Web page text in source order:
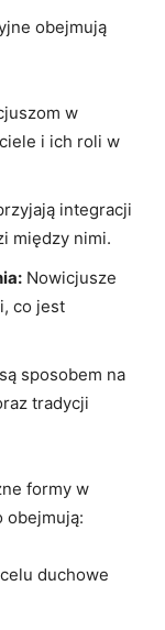
obejmują
w
i ich roli w
integracji
między nimi.
Nowicjusze
co jest
sposobem na
tradycji
formy w​
​obejmują:
duchowe